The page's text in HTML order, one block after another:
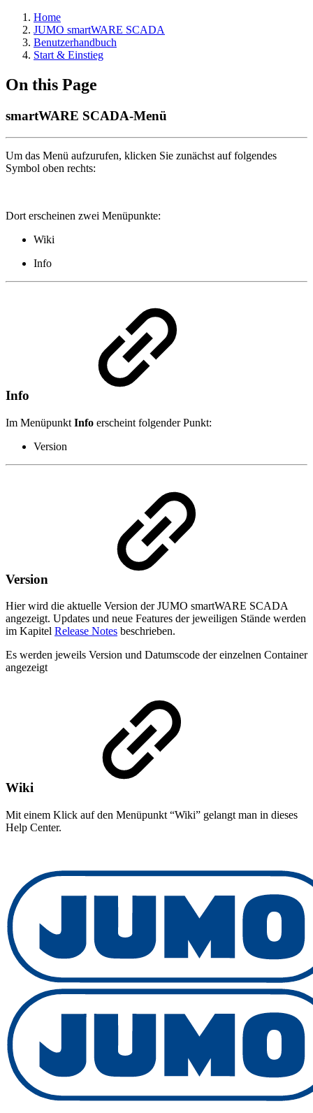
Home
JUMO smartWARE SCADA
Benutzerhandbuch
Start & Einstieg
On this Page
smartWARE SCADA-Menü
Um das Menü aufzurufen, klicken Sie zunächst auf folgendes
Symbol oben rechts:
Dort erscheinen zwei Menüpunkte:
Wiki
Info
Info
Im Menüpunkt Info erscheint folgender Punkt:
Version
Version
Hier wird die aktuelle Version der JUMO smartWARE SCADA
angezeigt. Updates und neue Features der jeweiligen Stände werden
im Kapitel Release Notes beschrieben.
Es werden jeweils Version und Datumscode der einzelnen Container
angezeigt
Wiki
Mit einem Klick auf den Menüpunkt “Wiki” gelangt man in dieses
Help Center.